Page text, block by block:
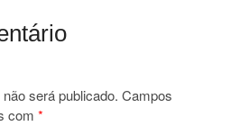
será publicado. Campos
com*